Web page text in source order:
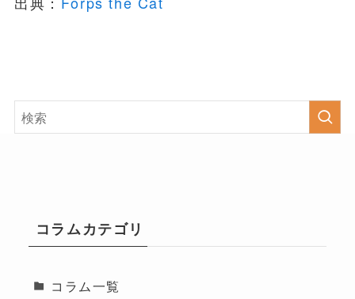
コラムカテゴリ
コラム一覧